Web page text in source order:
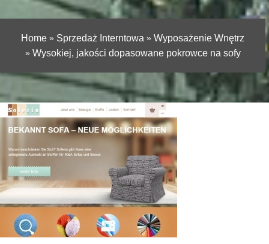
Home » Sprzedaż Interntowa » Wyposażenie Wnętrz
» Wysokiej, jakości dopasowane pokrowce na sofy